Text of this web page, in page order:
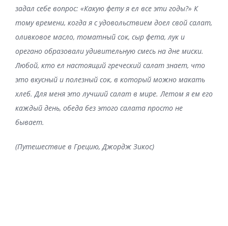
задал себе вопрос: «Какую фету я ел все эти годы?» К
тому времени, когда я с удовольствием доел свой салат,
оливковое масло, томатный сок, сыр фета, лук и
орегано образовали удивительную смесь на дне миски.
Любой, кто ел настоящий греческий салат знает, что
это вкусный и полезный сок, в который можно макать
хлеб. Для меня это лучший салат в мире. Летом я ем его
каждый день, обеда без этого салата просто не
бывает.
(Путешествие в Грецию, Джордж Зикос)